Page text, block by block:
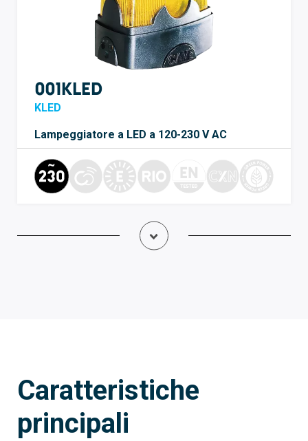
001KLED
KLED
Lampeggiatore a LED a 120-230 V AC
Caratteristiche
principali